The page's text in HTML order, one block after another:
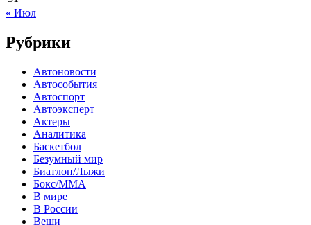
« Июл
Рубрики
Автоновости
Автособытия
Автоспорт
Автоэксперт
Актеры
Аналитика
Баскетбол
Безумный мир
Биатлон/Лыжи
Бокс/MMA
В мире
В России
Вещи